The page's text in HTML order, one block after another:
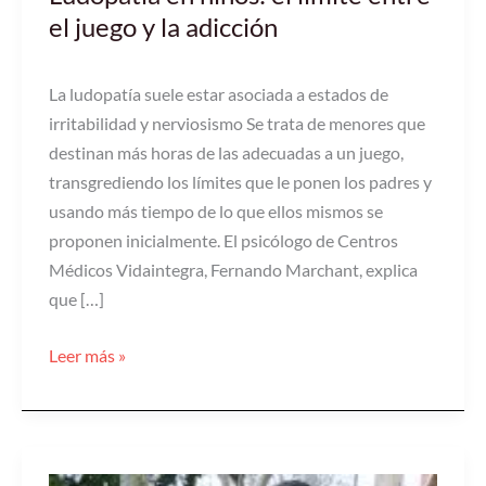
el juego y la adicción
La ludopatía suele estar asociada a estados de
irritabilidad y nerviosismo Se trata de menores que
destinan más horas de las adecuadas a un juego,
transgrediendo los límites que le ponen los padres y
usando más tiempo de lo que ellos mismos se
proponen inicialmente. El psicólogo de Centros
Médicos Vidaintegra, Fernando Marchant, explica
que […]
Leer más »